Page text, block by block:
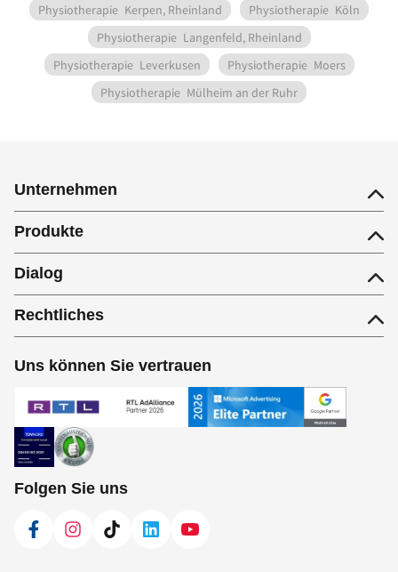
Physiotherapie Kerpen, Rheinland Physiotherapie Köln
Physiotherapie Langenfeld, Rheinland
Physiotherapie Leverkusen Physiotherapie Moers
Physiotherapie Mülheim an der Ruhr
Unternehmen
Produkte
Dialog
Rechtliches
Uns können Sie vertrauen
Folgen Sie uns